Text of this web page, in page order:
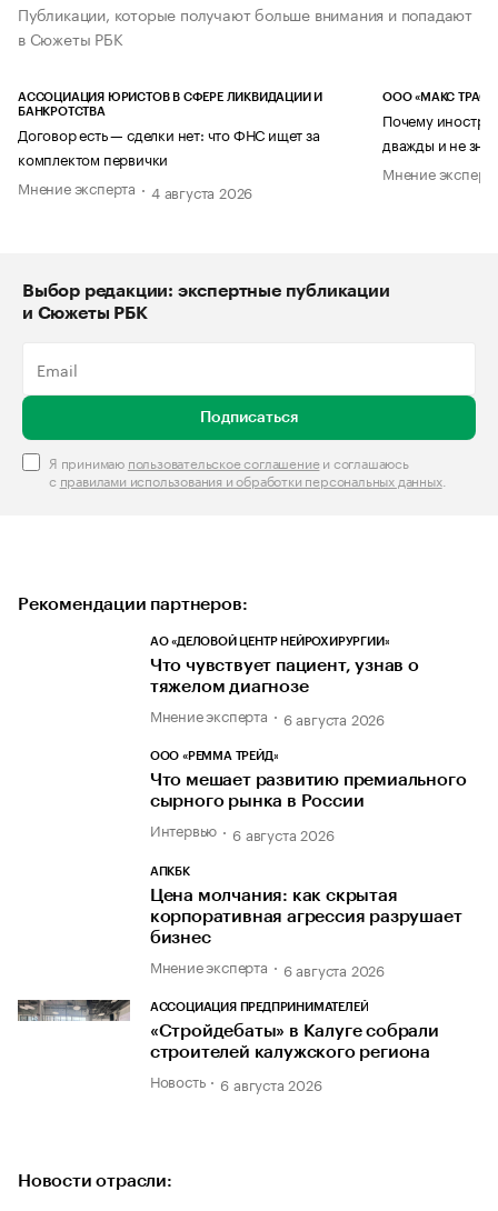
Публикации, которые получают больше внимания и попадают
в Сюжеты РБК
АССОЦИАЦИЯ ЮРИСТОВ В СФЕРЕ ЛИКВИДАЦИИ И
БАНКРОТСТВА
Договор есть — сделки нет: что ФНС ищет за
комплектом первички
Мнение эксперта
4 августа 2026
ООО «МАКС ТРАСТ»
Почему
дважды и не
Мнение
Выбор редакции: экспертные публикации
и Сюжеты РБК
Подписаться
Я принимаю пользовательское соглашениеи соглашаюсь
с правилами использования и обработки персональных данных.
Рекомендации партнеров:
АО «ДЕЛОВОЙ ЦЕНТР НЕЙРОХИРУРГИИ»
Что чувствует пациент, узнав о
тяжелом диагнозе
Мнение эксперта 6 августа 2026
ООО «РЕММА ТРЕЙД»
Что мешает развитию премиального
сырного рынка в России
Интервью 6 августа 2026
АПКБК
Цена молчания: как скрытая
корпоративная агрессия разрушает
бизнес
Мнение эксперта 6 августа 2026
АССОЦИАЦИЯ ПРЕДПРИНИМАТЕЛЕЙ
«Стройдебаты» в Калуге собрали
строителей калужского региона
Новость 6 августа 2026
Новости отрасли: